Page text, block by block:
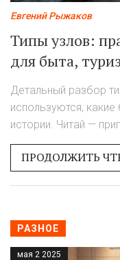
Евгений Рыжаков
Типы узлов:
для быта,
Детальный разбор
используются,
истории. Читай —
ПРОДОЛЖИТЬ
РАЗНОЕ
мая 2 2025